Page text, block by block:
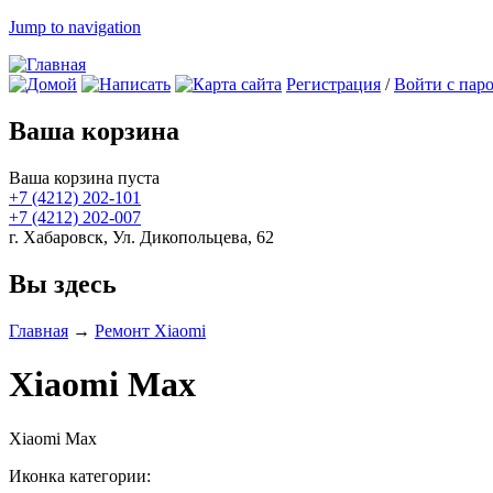
Jump to navigation
Регистрация /Войти с
Ваша корзина
Ваша корзина пуста
+7 (4212) 202-101
+7 (4212) 202-007
г. Хабаровск, Ул. Дикопольцева, 62
Вы здесь
Главная → Ремонт Xiaomi
Xiaomi Max
Xiaomi Max
Иконка категории: